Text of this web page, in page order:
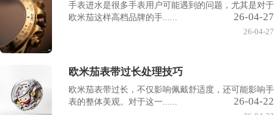
手表进水是很多手表用户可能遇到的问题，尤其是对于
欧米茄这样高档品牌的手......
26-04-27
26-04-27
欧米茄表带过长处理技巧
欧米茄表带过长，不仅影响佩戴舒适度，还可能影响手
表的整体美观。对于这一......
26-04-22